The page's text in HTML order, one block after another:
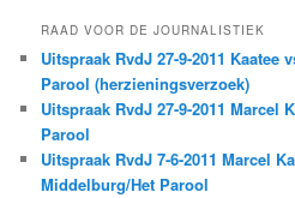
RAAD VOOR DE JOURNALISTIEK
Uitspraak RvdJ 27-9-2011 Kaatee
Parool (herzieningsverzoek)
Uitspraak RvdJ 27-9-2011 Marcel
Parool
Uitspraak RvdJ 7-6-2011 Marcel
Middelburg/Het Parool